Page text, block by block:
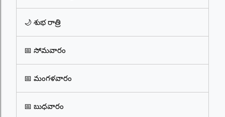
🌙 శుభ రాత్రి
📅 సోమవారం
📅 మంగళవారం
📅 బుధవారం